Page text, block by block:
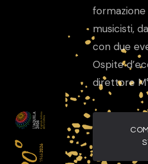
musicisti,
con due
Ospite
direttore